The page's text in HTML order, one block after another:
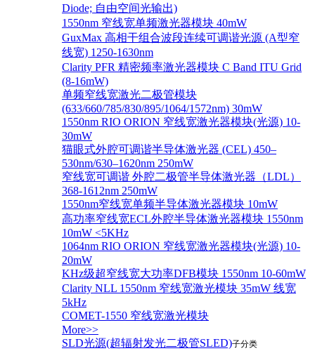
Diode; 自由空间光输出)
1550nm 窄线宽单频激光器模块 40mW
GuxMax 高相干组合波段连续可调谐光源 (A型窄
线宽) 1250-1630nm
Clarity PFR 精密频率激光器模块 C Band ITU Grid
(8-16mW)
单频窄线宽激光二极管模块
(633/660/785/830/895/1064/1572nm) 30mW
1550nm RIO ORION 窄线宽激光器模块(光源) 10-
30mW
猫眼式外腔可调谐半导体激光器 (CEL) 450–
530nm/630–1620nm 250mW
窄线宽可调谐 外腔二极管半导体激光器（LDL）
368-1612nm 250mW
1550nm窄线宽单频半导体激光器模块 10mW
高功率窄线宽ECL外腔半导体激光器模块 1550nm
10mW <5KHz
1064nm RIO ORION 窄线宽激光器模块(光源) 10-
20mW
KHz级超窄线宽大功率DFB模块 1550nm 10-60mW
Clarity NLL 1550nm 窄线宽激光模块 35mW 线宽
5kHz
COMET-1550 窄线宽激光模块
More>>
SLD光源(超辐射发光二极管SLED)子分类